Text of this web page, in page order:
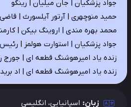
جواد پزشکیان | جان میلیان | رینگو
حمید منوچهری | آرتور آیلسورث | قاضی
محمد بهره مندی | اروینگ بیکن | کارمند
جواد پزشکیان | استوارت هولمز | رئیس
زنده یاد امیرهوشنگ قطعه ای | جورج
زنده یاد امیرهوشنگ قطعه ای | اد
زبان: اسپانیایی، انگلیسی